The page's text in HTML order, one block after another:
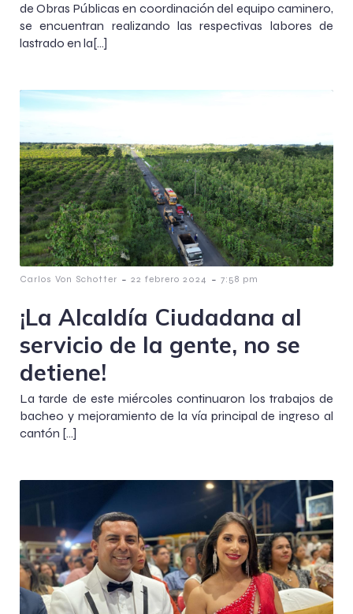
de Obras Públicas en coordinación del equipo caminero,
se encuentran realizando las respectivas labores de
lastrado en la[…]
Carlos Von Schotter - 22 febrero 2024 - 7:58 pm
¡La Alcaldía Ciudadana al
servicio de la gente, no se
detiene!
La tarde de este miércoles continuaron los trabajos de
bacheo y mejoramiento de la vía principal de ingreso al
cantón […]